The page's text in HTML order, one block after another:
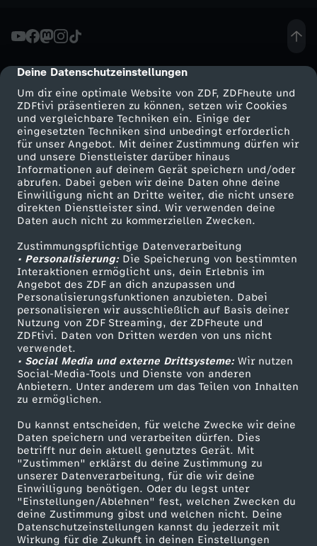
cmp-dialog-description
Deine Datenschutzeinstellungen
Um dir eine optimale Website von ZDF, ZDFheute und
ZDFtivi präsentieren zu können, setzen wir Cookies
und vergleichbare Techniken ein. Einige der
eingesetzten Techniken sind unbedingt erforderlich
für unser Angebot. Mit deiner Zustimmung dürfen wir
und unsere Dienstleister darüber hinaus
Informationen auf deinem Gerät speichern und/oder
abrufen. Dabei geben wir deine Daten ohne deine
Einwilligung nicht an Dritte weiter, die nicht unsere
direkten Dienstleister sind. Wir verwenden deine
Daten auch nicht zu kommerziellen Zwecken.
Zustimmungspflichtige Datenverarbeitung
• Personalisierung:Die Speicherung von bestimmten
Interaktionen ermöglicht uns, dein Erlebnis im
Angebot des ZDF an dich anzupassen und
Personalisierungsfunktionen anzubieten. Dabei
personalisieren wir ausschließlich auf Basis deiner
Nutzung von ZDF Streaming, der ZDFheute und
ZDFtivi. Daten von Dritten werden von uns nicht
verwendet.
• Social Media und externe Drittsysteme:Wir nutzen
Social-Media-Tools und Dienste von anderen
Anbietern. Unter anderem um das Teilen von Inhalten
zu ermöglichen.
Du kannst entscheiden, für welche Zwecke wir deine
Daten speichern und verarbeiten dürfen. Dies
betrifft nur dein aktuell genutztes Gerät. Mit
"Zustimmen" erklärst du deine Zustimmung zu
unserer Datenverarbeitung, für die wir deine
Einwilligung benötigen. Oder du legst unter
"Einstellungen/Ablehnen" fest, welchen Zwecken du
deine Zustimmung gibst und welchen nicht. Deine
Datenschutzeinstellungen kannst du jederzeit mit
Wirkung für die Zukunft in deinen Einstellungen
Mehr ZDF
ZDF-Apps
Smart TV
ZDFtext
Livestreams
Sendungen A-Z
TV-Programm
Service
ZDFmitreden
Kontakt zum ZDF
Tickets
Zuschauerservice
Hilfe
ZDF Unternehmen
Karriere
ZDF goes Schule
Werbefernsehen
Mainzelmännchen